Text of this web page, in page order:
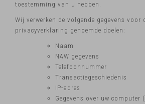
toestemming van u hebben.
Wij verwerken de volgende gegevens voor
privacyverklaring genoemde doelen:
Naam
NAW gegevens
Telefoonnummer
Transactiegeschiedenis
IP-adres
Gegevens over uw computer